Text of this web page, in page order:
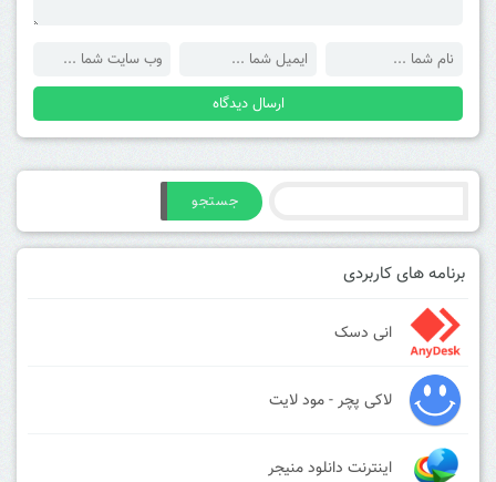
جستجو
برنامه های کاربردی
انی دسک
لاکی پچر - مود لایت
اینترنت دانلود منیجر